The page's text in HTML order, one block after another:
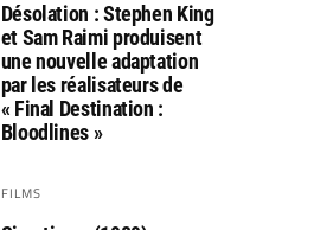
Désolation : Stephen King
et Sam Raimi produisent
une nouvelle adaptation
par les réalisateurs de
« Final Destination :
Bloodlines »
FILMS